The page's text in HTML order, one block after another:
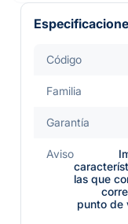
Código
Familia
Garantía
Aviso
las que
punto de